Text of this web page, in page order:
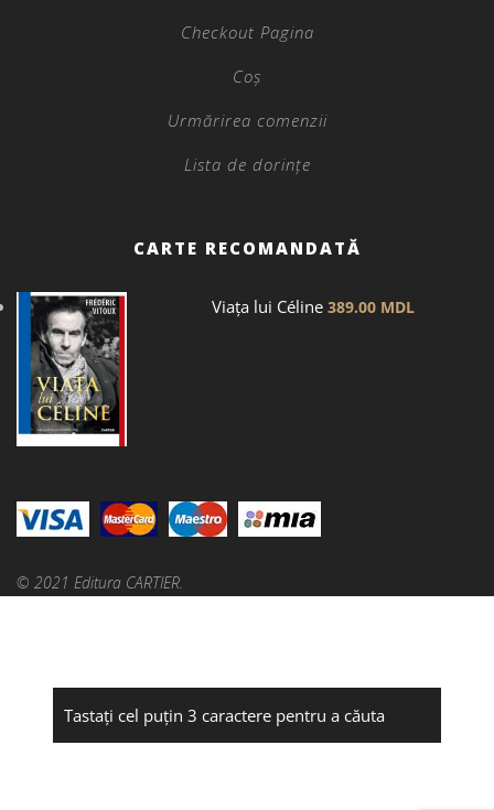
Checkout Pagina
Coș
Urmărirea comenzii
Lista de dorințe
CARTE RECOMANDATĂ
Viața lui Céline 389.00 MDL
© 2021 Editura CARTIER.